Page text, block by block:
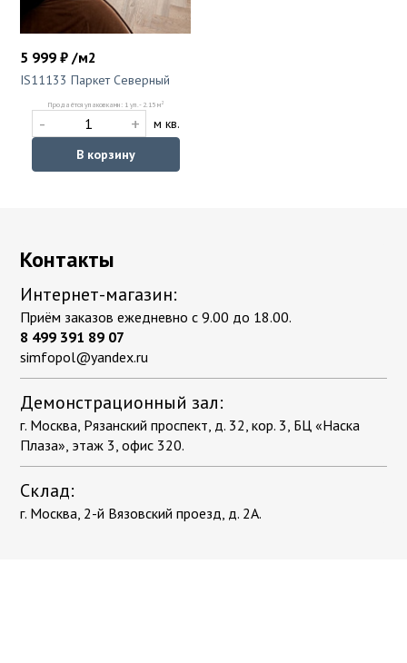
5 999 ₽ /м2
IS11133 Паркет Северный
Продаётся упаковками: 1 уп. - 2.15 м2
- +
м кв.
В корзину
Контакты
Интернет-магазин:
Приём заказов ежедневно с 9.00 до 18.00.
8 499 391 89 07
simfopol@yandex.ru
Демонстрационный зал:
г. Москва, Рязанский проспект, д. 32, кор. 3, БЦ «Наска
Плаза», этаж 3, офис 320.
Склад:
г. Москва, 2-й Вязовский проезд, д. 2А.